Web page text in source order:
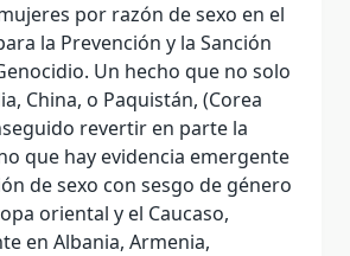
por razón de sexo en el
la Prevención y la Sanción
Un hecho que no solo
China, o Paquistán, (Corea
revertir en parte la
que hay evidencia emergente
de sexo con sesgo de género
oriental y el Caucaso,
en Albania, Armenia,